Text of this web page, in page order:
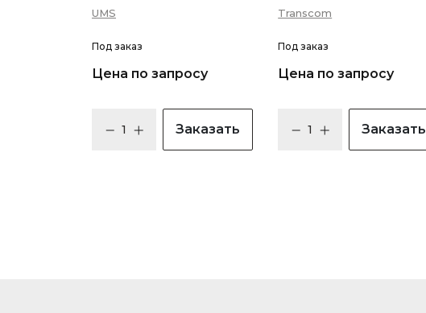
UMS
Под заказ
Цена по запросу
Заказать
Transcom
Под заказ
Цена по запросу
Заказать